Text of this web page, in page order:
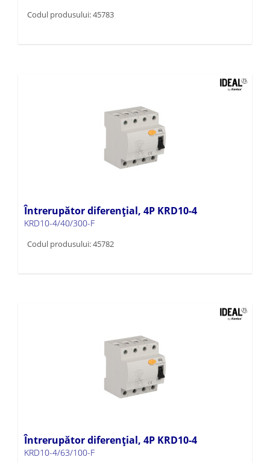
Codul produsului: 45783
Întrerupător diferențial, 4P KRD10-4
KRD10-4/40/300-F
Codul produsului: 45782
Întrerupător diferențial, 4P KRD10-4
KRD10-4/63/100-F